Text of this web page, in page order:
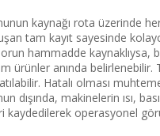
kaynağı rota üzerinde
tam kayıt sayesinde
hammadde kaynaklıysa,
ürünler anında belirlenebilir.
Hatalı olması
dışında, makinelerin ısı,
kaydedilerek operasyonel